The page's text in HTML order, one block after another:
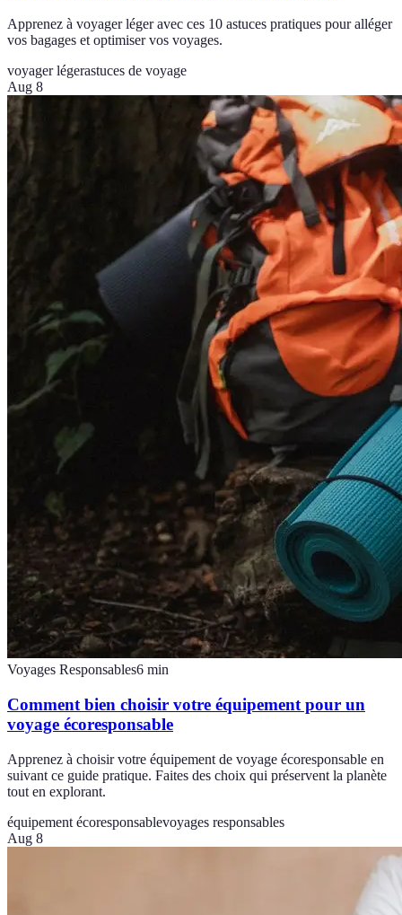
Apprenez à voyager léger avec ces 10 astuces pratiques pour alléger
vos bagages et optimiser vos voyages.
voyager légerastuces de voyage
Aug 8
Voyages Responsables6 min
Comment bien choisir votre équipement pour un
voyage écoresponsable
Apprenez à choisir votre équipement de voyage écoresponsable en
suivant ce guide pratique. Faites des choix qui préservent la planète
tout en explorant.
équipement écoresponsablevoyages responsables
Aug 8